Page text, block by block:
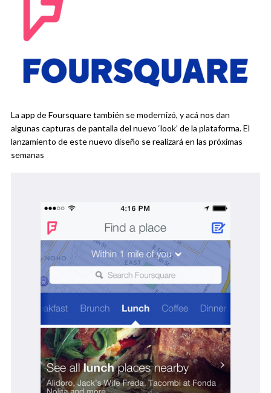
La app de Foursquare también se modernizó, y acá nos dan
algunas capturas de pantalla del nuevo ‘look’ de la plataforma. El
lanzamiento de este nuevo diseño se realizará en las próximas
semanas